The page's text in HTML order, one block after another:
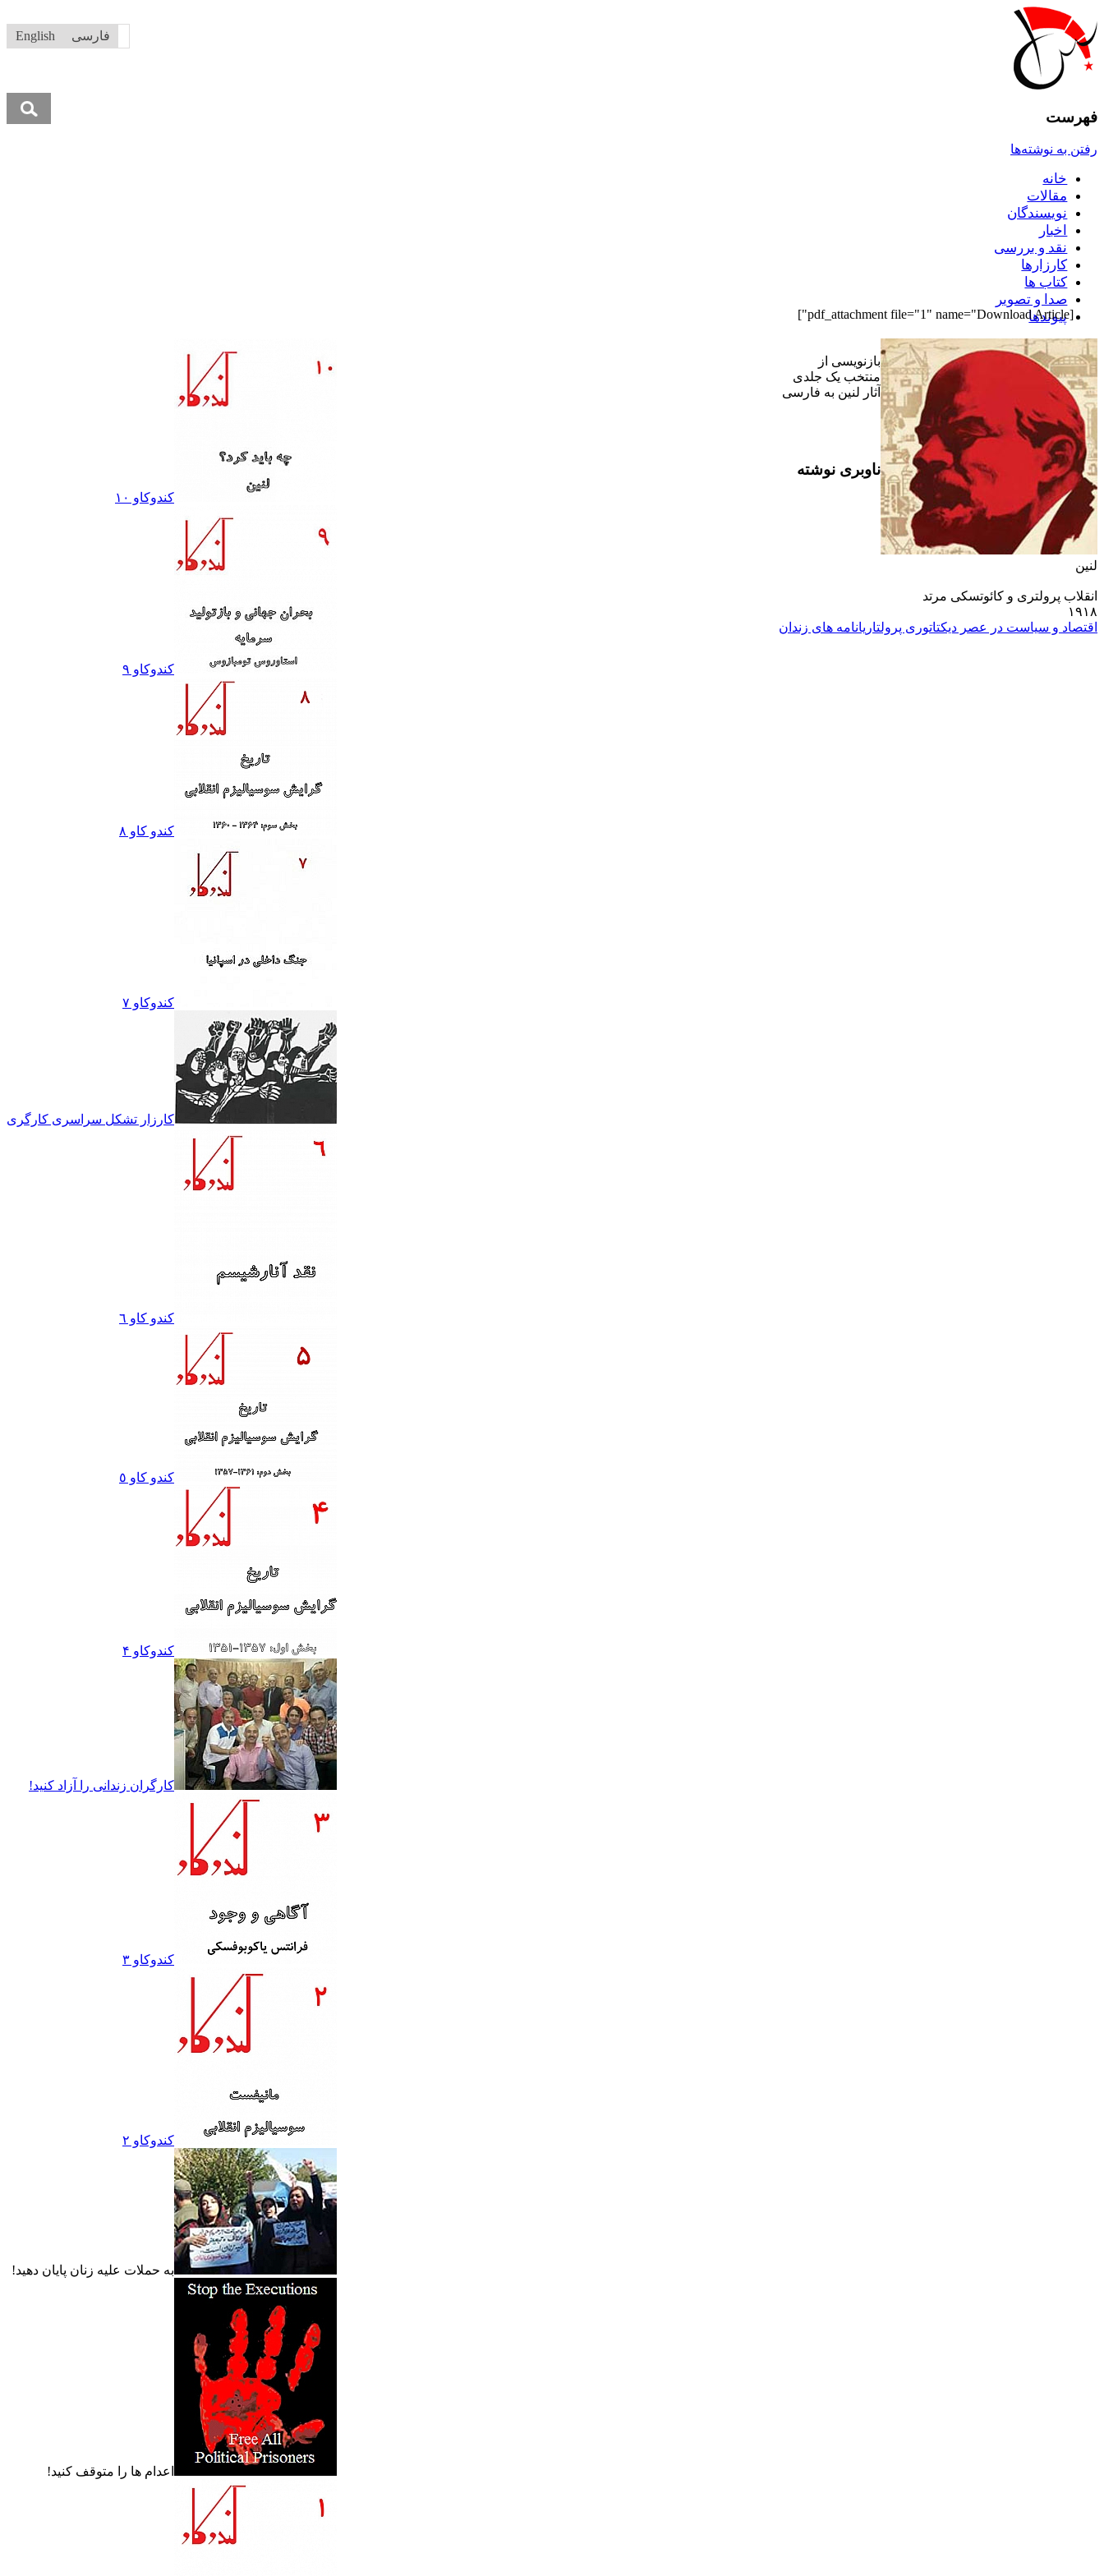
فارسی English
فهرست
رفتن به نوشته‌ها
خانه
مقالات
نويسندگان
اخبار
نقد و بررسى
کارزارها
کتاب ها
صدا و تصوير
پيوندها[pdf_attachment file="1" name="Download Article"]
لنين
انقلاب پرولترى و کائوتسکى مرتد
۱۹۱۸
بازنويسى از
منتخب يک جلدى
آثار لنين به فارسى
اقتصاد و سياست در عصر ديکتاتورى پرولتاريانامه هاى زندان
ناوبری نوشته
کندوکاو ١٠
کندوکاو ٩
کندو کاو ٨
کندوکاو ۷
کارزار تشکل سراسرى کارگرى
کندو کاو ٦
کندو کاو ٥
کندوکاو ۴
کارگران زندانى را آزاد کنيد!
کندوکاو ۳
کندوکاو ۲
به حملات عليه زنان پايان دهيد!
اعدام ها را متوقف کنيد!